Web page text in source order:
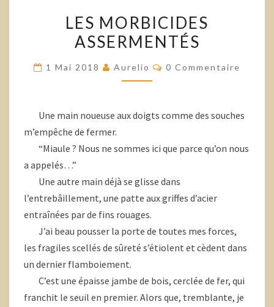
MORBICIDES
ASSERMENTÉS
LES MORBICIDES
ASSERMENTÉS
1 Mai 2018 Aurelio Commentaires
0 Commentaire
Une main noueuse aux doigts comme des souches
m’empêche de fermer.
“Miaule ? Nous ne sommes ici que parce qu’on nous
a appelés…”
Une autre main déjà se glisse dans
l’entrebâillement, une patte aux griffes d’acier
entraînées par de fins rouages.
J’ai beau pousser la porte de toutes mes forces,
les fragiles scellés de sûreté s’étiolent et cèdent dans
un dernier flamboiement.
C’est une épaisse jambe de bois, cerclée de fer, qui
franchit le seuil en premier. Alors que, tremblante, je